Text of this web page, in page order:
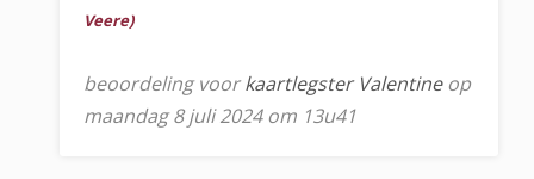
Veere)
beoordeling voorkaartlegster Valentineop
maandag 8 juli 2024 om 13u41